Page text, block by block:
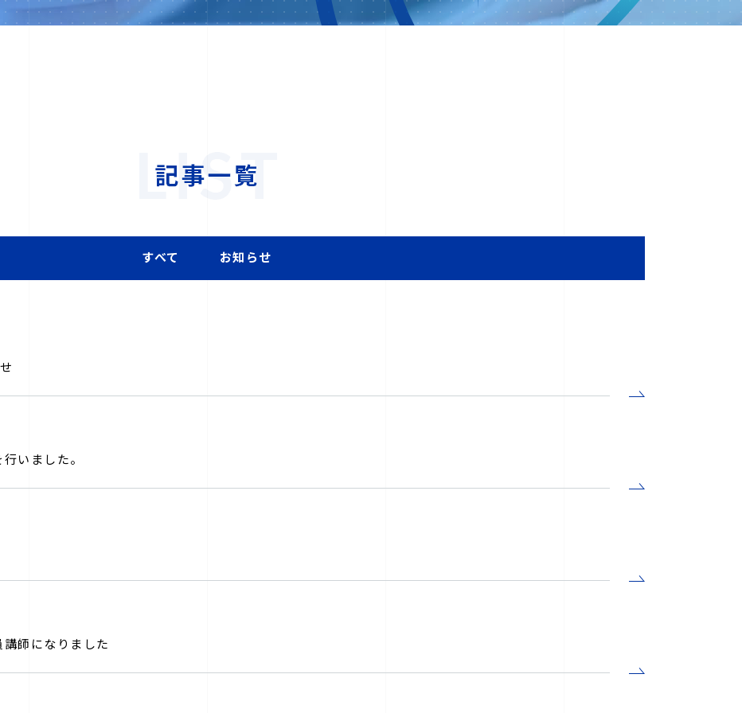
すべて お知らせ
いました。
師になりました